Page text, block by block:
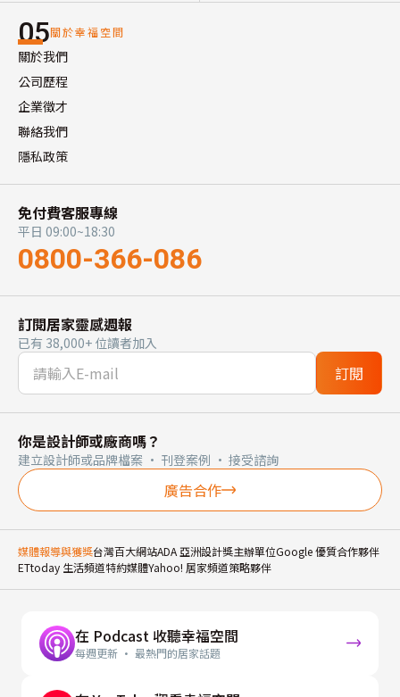
05關於幸福空間
關於我們
公司歷程
企業徵才
聯絡我們
隱私政策
免付費客服專線
平日 09:00~18:30
0800-366-086
訂閱居家靈感週報
已有 38,000+ 位讀者加入
訂閱
你是設計師或廠商嗎？
建立設計師或品牌檔案 · 刊登案例 · 接受諮詢
廣告合作
媒體報導與獲獎台灣百大網站ADA 亞洲設計獎主辦單位Google 優質合作夥伴
ETtoday 生活頻道特約媒體Yahoo! 居家頻道策略夥伴
在 Podcast 收聽幸福空間
每週更新 · 最熱門的居家話題